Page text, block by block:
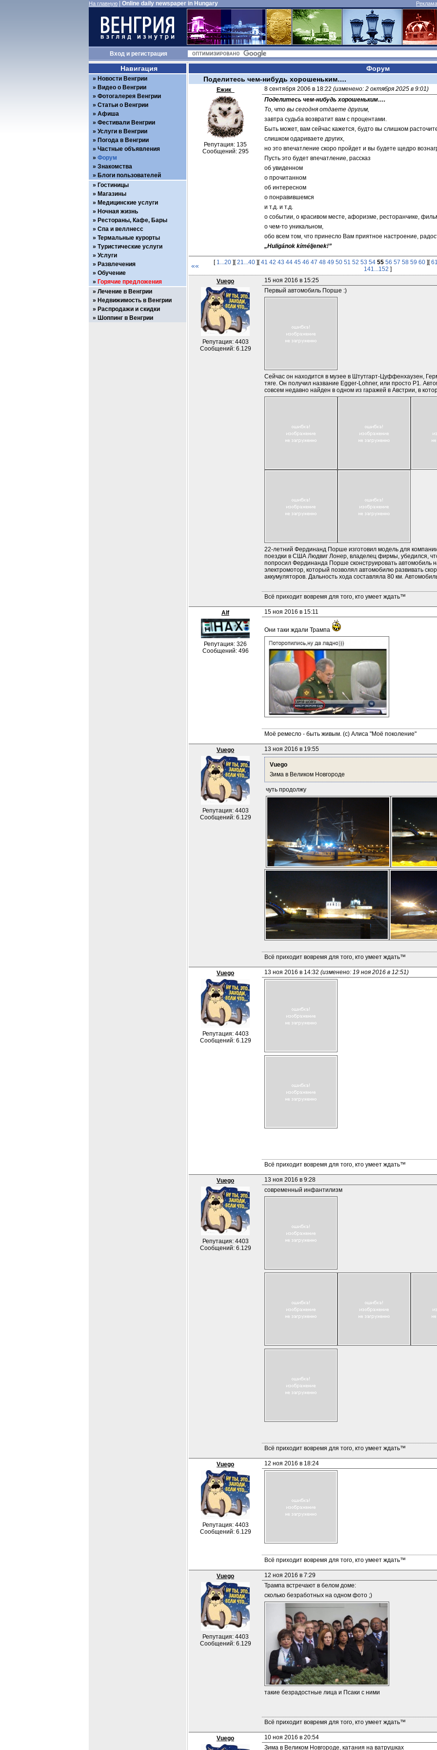
На главную Online daily newspaper in Hungary
Входи регистрация
Форум
Поделитесь чем-нибудь хорошеньким….
Ежик_
Репутация: 135
Сообщений: 295
8 сентября 2006 в 18:22 (изменено: 2 октября 2025 в 9:01)
Поделитесь чем-нибудь хорошеньким….
То, что вы сегодня отдаете другим,
завтра судьба возвратит вам с процентами.
Быть может, вам сейчас кажется, будто вы слишком
слишком одариваете других,
но это впечатление скоро пройдет и вы будете щедро
Пусть это будет впечатление, рассказ
об увиденном
о прочитанном
об интересном
о понравившемся
и т.д. и т.д.
о событии, о красивом месте, афоризме, ресторанчике,
о чем-то уникальном,
обо всем том, что принесло Вам приятное настроение,
„Huligánok kíméljenek!”
«« [ 1...20][21...40][41 42 43 44 45 46 47 48 49 50 51 52 53 54 55 56 57 58 59 60][
141...152 ]
Vuego
Репутация: 4403
Сообщений: 6.129
15 ноя 2016 в 15:25
Первый автомобиль Порше :)
Сейчас он находится в музее в Штутгарт-Цуффенхаузен,
тяге. Он получил название Egger-Lohner, или просто P1.
совсем недавно найден в одном из гаражей в Австрии, в
22-летний Фердинанд Порше изготовил модель для
поездки в США Людвиг Лонер, владелец фирмы, убедился,
попросил Фердинанда Порше сконструировать автомобиль
электромотор, который позволял автомобилю развивать
аккумуляторов. Дальность хода составляла 80 км.
Всё приходит вовремя для того, кто умеет ждать™
Alf
Репутация: 326
Сообщений: 496
15 ноя 2016 в 15:11
Они таки ждали Трампа
Моё ремесло - быть живым. (с) Алиса "Моё поколение"
Vuego
Репутация: 4403
Сообщений: 6.129
13 ноя 2016 в 19:55
Vuego
Зима в Великом Новгороде
чуть продолжу
Всё приходит вовремя для того, кто умеет ждать™
Vuego
Репутация: 4403
Сообщений: 6.129
13 ноя 2016 в 14:32 (изменено: 19 ноя 2016 в 12:51)
Всё приходит вовремя для того, кто умеет ждать™
Vuego
Репутация: 4403
Сообщений: 6.129
13 ноя 2016 в 9:28
современный инфантилизм
Всё приходит вовремя для того, кто умеет ждать™
Vuego
Репутация: 4403
Сообщений: 6.129
12 ноя 2016 в 18:24
Всё приходит вовремя для того, кто умеет ждать™
Vuego
Репутация: 4403
Сообщений: 6.129
12 ноя 2016 в 7:29
Трампа встречают в белом доме:
сколько безработных на одном фото ;)
такие безрадостные лица и Псаки с ними
Всё приходит вовремя для того, кто умеет ждать™
Vuego 10 ноя 2016 в 20:54
Зима в Великом Новгороде, катания на ватрушках
Навигация
Новости Венгрии
Видео о Венгрии
Фотогалерея Венгрии
Статьи о Венгрии
Афиша
Фестивали Венгрии
Услуги в Венгрии
Погода в Венгрии
Частные объявления
Форум
Знакомства
Блоги пользователей
Гостиницы
Магазины
Медицинские услуги
Ночная жизнь
Рестораны, Кафе, Бары
Спа и веллнесс
Термальные курорты
Туристические услуги
Услуги
Развлечения
Обучение
Горячие предложения
Лечение в Венгрии
Недвижимость в Венгрии
Распродажи и скидки
Шоппинг в Венгрии